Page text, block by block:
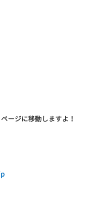
ージに移動しますよ！